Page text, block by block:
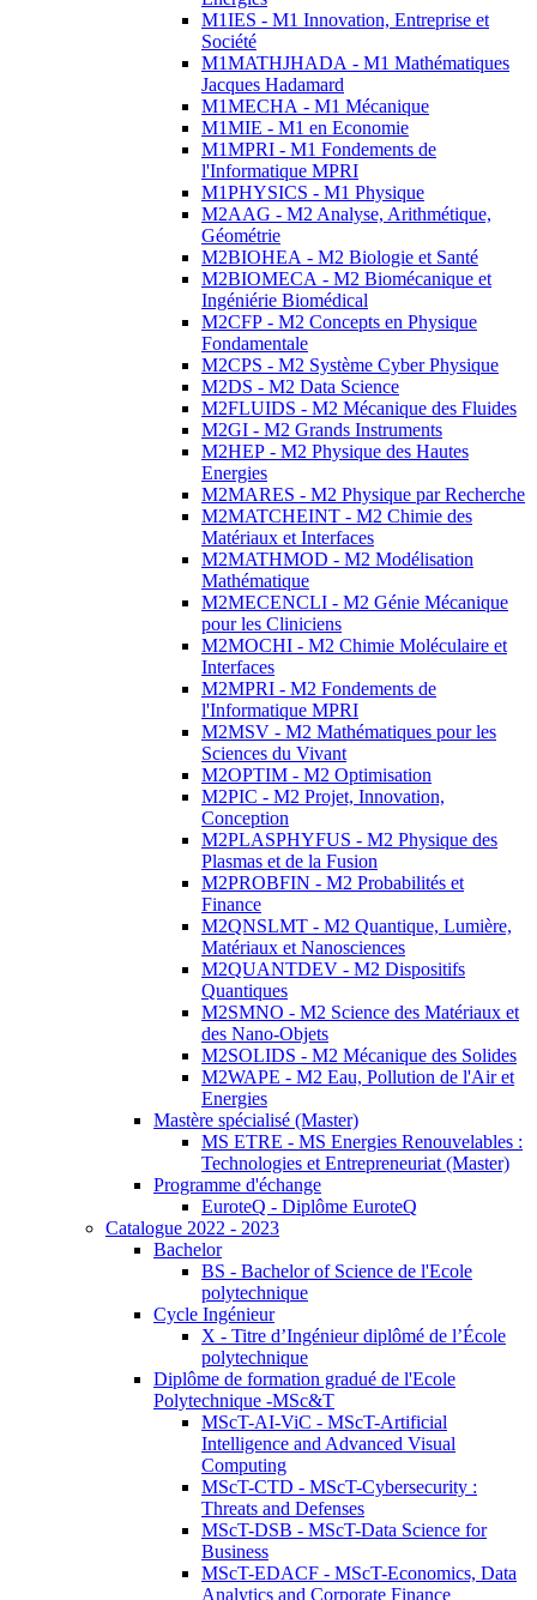
M1IES - M1 Innovation, Entreprise et
Société
M1MATHJHADA - M1 Mathématiques
Jacques Hadamard
M1MECHA - M1 Mécanique
M1MIE - M1 en Economie
M1MPRI - M1 Fondements de
l'Informatique MPRI
M1PHYSICS - M1 Physique
M2AAG - M2 Analyse, Arithmétique,
Géométrie
M2BIOHEA - M2 Biologie et Santé
M2BIOMECA - M2 Biomécanique et
Ingéniérie Biomédical
M2CFP - M2 Concepts en Physique
Fondamentale
M2CPS - M2 Système Cyber Physique
M2DS - M2 Data Science
M2FLUIDS - M2 Mécanique des Fluides
M2GI - M2 Grands Instruments
M2HEP - M2 Physique des Hautes
Energies
M2MARES - M2 Physique par Recherche
M2MATCHEINT - M2 Chimie des
Matériaux et Interfaces
M2MATHMOD - M2 Modélisation
Mathématique
M2MECENCLI - M2 Génie Mécanique
pour les Cliniciens
M2MOCHI - M2 Chimie Moléculaire et
Interfaces
M2MPRI - M2 Fondements de
l'Informatique MPRI
M2MSV - M2 Mathématiques pour les
Sciences du Vivant
M2OPTIM - M2 Optimisation
M2PIC - M2 Projet, Innovation,
Conception
M2PLASPHYFUS - M2 Physique des
Plasmas et de la Fusion
M2PROBFIN - M2 Probabilités et
Finance
M2QNSLMT - M2 Quantique, Lumière,
Matériaux et Nanosciences
M2QUANTDEV - M2 Dispositifs
Quantiques
M2SMNO - M2 Science des Matériaux et
des Nano-Objets
M2SOLIDS - M2 Mécanique des Solides
M2WAPE - M2 Eau, Pollution de l'Air et
Energies
Mastère spécialisé (Master)
MS ETRE - MS Energies Renouvelables :
Technologies et Entrepreneuriat (Master)
Programme d'échange
EuroteQ - Diplôme EuroteQ
Catalogue 2022 - 2023
Bachelor
BS - Bachelor of Science de l'Ecole
polytechnique
Cycle Ingénieur
X - Titre d’Ingénieur diplômé de l’École
polytechnique
Diplôme de formation gradué de l'Ecole
Polytechnique -MSc&T
MScT-AI-ViC - MScT-Artificial
Intelligence and Advanced Visual
Computing
MScT-CTD - MScT-Cybersecurity :
Threats and Defenses
MScT-DSB - MScT-Data Science for
Business
MScT-EDACF - MScT-Economics, Data
Analytics and Corporate Finance